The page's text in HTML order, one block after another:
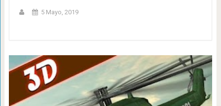
5 Mayo, 2019